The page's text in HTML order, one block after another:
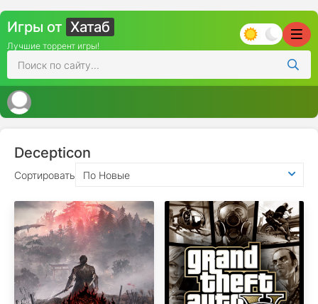
Игры от Хатаб
Лучшие торрент игры!
Decepticon
Сортировать По Новые